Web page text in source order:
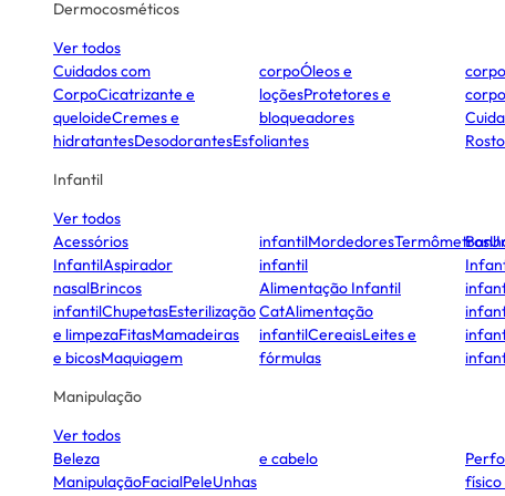
Dermocosméticos
Ver todos
Cuidados com
CorpoCicatrizante e
queloideCremes e
hidratantesDesodorantesEsfoliantes
corpoÓleos e
loçõesProtetores e
bloqueadores
corpo
corpo
Rosto
Infantil
Ver todos
Acessórios
InfantilAspirador
nasalBrincos
infantilChupetasEsterilização
e limpezaFitasMamadeiras
e bicosMaquiagem
infantilMordedoresTermômetros
infantil
Alimentação Infantil
CatAlimentação
infantilCereaisLeites e
fórmulas
Manipulação
Ver todos
Beleza
ManipulaçãoFacialPeleUnhas
e cabelo
físico